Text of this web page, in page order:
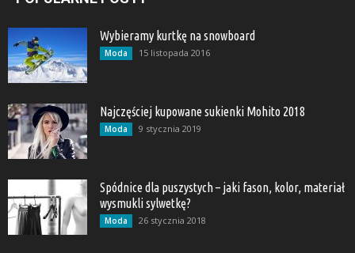
Wybieramy kurtkę na snowboard
Moda 15 listopada 2016
Najczęściej kupowane sukienki Mohito 2018
Moda 9 stycznia 2019
Spódnice dla puszystych – jaki fason, kolor, materiał
wysmukli sylwetkę?
Moda 26 stycznia 2018